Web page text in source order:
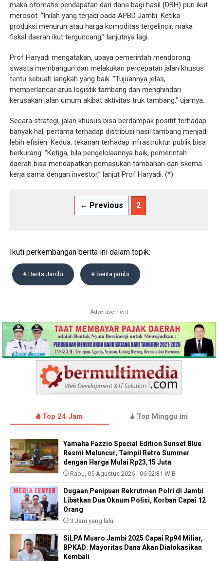
maka otomatis pendapatan dari dana bagi hasil (DBH) pun ikut
merosot. “Inilah yang terjadi pada APBD Jambi. Ketika
produksi menurun atau harga komoditas tergelincir, maka
fiskal daerah ikut terguncang,” lanjutnya lagi.
Prof Haryadi mengatakan, upaya pemerintah mendorong
swasta membangun dan melakukan percepatan jalan khusus
tentu sebuah langkah yang baik. “Tujuannya jelas,
memperlancar arus logistik tambang dan menghindari
kerusakan jalan umum akibat aktivitas truk tambang,” ujarnya.
Secara strategi, jalan khusus bisa berdampak positif terhadap
banyak hal, pertama terhadap distribusi hasil tambang menjadi
lebih efisien. Kedua, tekanan terhadap infrastruktur publik bisa
berkurang. “Ketiga, bila pengelolaannya baik, pemerintah
daerah bisa mendapatkan pemasukan tambahan dari skema
kerja sama dengan investor,” lanjut Prof Haryadi. (*)
← Previous 2
Ikuti perkembangan berita ini dalam topik:
# Berita Jambi # berita jambi
Advertisement
Top 24 Jam Top Minggu ini
Yamaha Fazzio Special Edition Sunset Blue
Resmi Meluncur, Tampil Retro Summer
dengan Harga Mulai Rp23,15 Juta
Rabu, 05 Agustus 2026 - 06:52:31 WIB
Dugaan Penipuan Rekrutmen Polri di Jambi
Libatkan Dua Oknum Polisi, Korban Capai 12
Orang
3 Jam yang lalu
SiLPA Muaro Jambi 2025 Capai Rp94 Miliar,
BPKAD: Mayoritas Dana Akan Dialokasikan
Kembali